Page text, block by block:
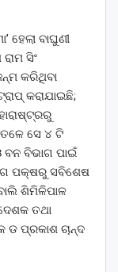
ବାଘୁଣୀ
ସିଂ
କରିଥିବା
କରାଯାଇଛି;
ତଳେ ସେ ୪ ଟି
ବନ ବିଭାଗ ପାଇଁ
ପକ୍ଷରୁ ସବିଶେଷ
ଶିମିଳିପାଳ
ତଥା
ପ୍ରକାଶ ଚାନ୍ଦ